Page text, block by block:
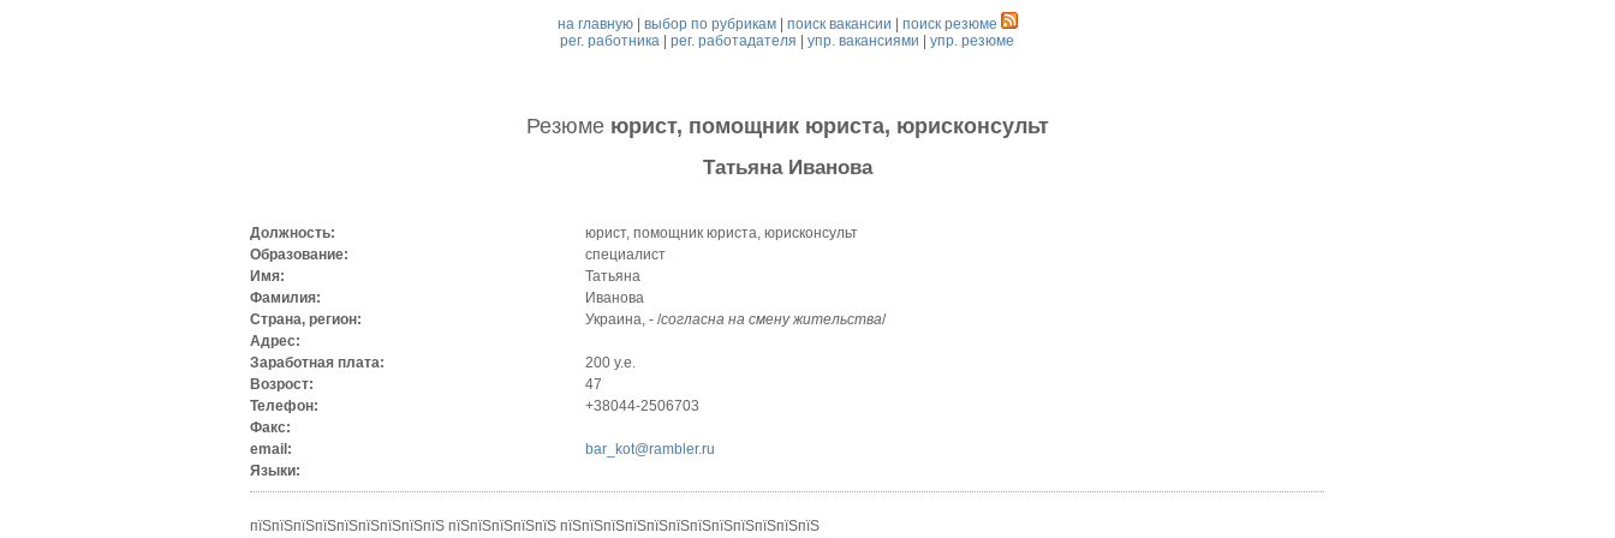
на главную| выбор по рубрикам| поиск вакансии
поиск резюме
рег. работника |рег. работадателя |упр. вакансиями |упр. резюме
Резюме юрист, помощник юриста, юрисконсульт
Татьяна Иванова
Должность:
юрист, помощник юриста, юрисконсульт
Образование:
специалист
Имя:
Татьяна
Фамилия:
Иванова
Страна, регион:
Украина, - /согласна на смену жительства/
Адрес:
Заработная плата:
200 у.е.
Возрост:
47
Телефон:
+38044-2506703
Факс:
email:
bar_kot@rambler.ru
Языки:
пїЅпїЅпїЅпїЅпїЅпїЅпїЅпїЅпїЅ пїЅпїЅпїЅпїЅпїЅ пїЅпїЅпїЅпїЅпїЅпїЅпїЅпїЅпїЅпїЅпїЅпїЅ